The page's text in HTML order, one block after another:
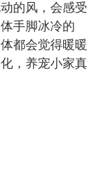
的风，会感受
手脚冰冷的
都会觉得暖暖
，养宠小家真